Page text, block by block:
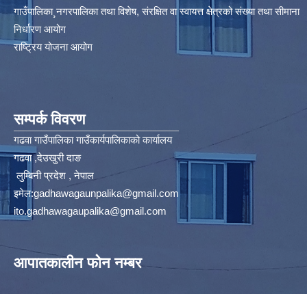
गाउँपालिका¸नगरपालिका तथा विशेष, संरक्षित वा स्वायत्त क्षेत्रको संख्या तथा सीमाना
निर्धारण आयोग​
राष्ट्रिय योजना आयोग
सम्पर्क विवरण
गढवा गाउँपालिका गाउँकार्यपालिकाको कार्यालय
गढवा ,देउखुरी दाङ
लुम्बिनी प्रदेश , नेपाल
इमेल:gadhawagaunpalika@gmail.com
ito.gadhawagaupalika@gmail.com
आपातकालीन फोन नम्बर